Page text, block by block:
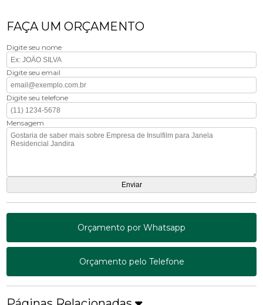
FAÇA UM ORÇAMENTO
Digite seu nome
Digite seu email
Digite seu telefone
Mensagem
Orçamento por Whatsapp
Orçamento pelo Telefone